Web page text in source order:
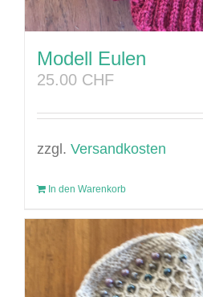
Modell Eulen
25.00 CHF
zzgl. Versandkosten
In den Warenkorb